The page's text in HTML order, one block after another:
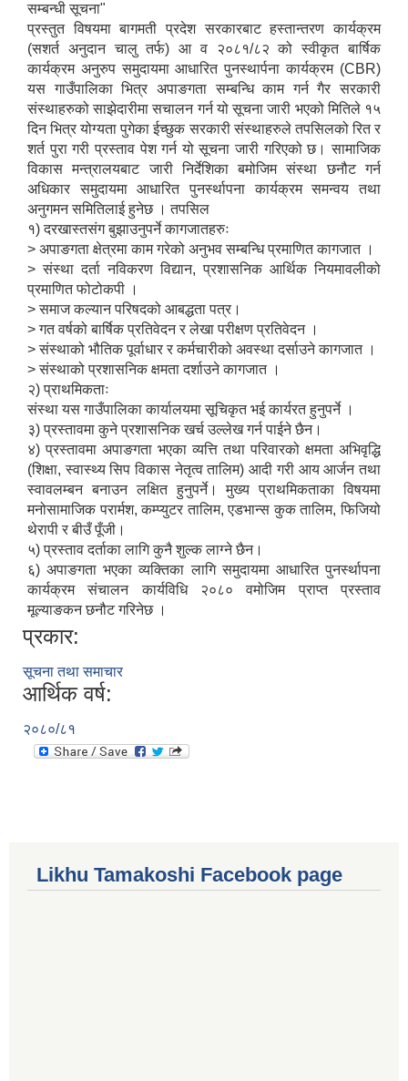
सम्बन्धी सूचना"
प्रस्तुत विषयमा बागमती प्रदेश सरकारबाट हस्तान्तरण कार्यक्रम
(सशर्त अनुदान चालु तर्फ) आ व २०८१/८२ को स्वीकृत बार्षिक
कार्यक्रम अनुरुप समुदायमा आधारित पुनस्थार्पना कार्यक्रम (CBR)
यस गाउँपालिका भित्र अपाङगता सम्बन्धि काम गर्न गैर सरकारी
संस्थाहरुको साझेदारीमा सचालन गर्न यो सूचना जारी भएको मितिले १५
दिन भित्र योग्यता पुगेका ईच्छुक सरकारी संस्थाहरुले तपसिलको रित र
शर्त पुरा गरी प्रस्ताव पेश गर्न यो सूचना जारी गरिएको छ। सामाजिक
विकास मन्त्रालयबाट जारी निर्देशिका बमोजिम संस्था छनौट गर्न
अधिकार समुदायमा आधारित पुनर्स्थापना कार्यक्रम समन्वय तथा
अनुगमन समितिलाई हुनेछ । तपसिल
१) दरखास्तसंग बुझाउनुपर्ने कागजातहरुः
> अपाङगता क्षेत्रमा काम गरेको अनुभव सम्बन्धि प्रमाणित कागजात ।
> संस्था दर्ता नविकरण विद्यान, प्रशासनिक आर्थिक नियमावलीको
प्रमाणित फोटोकपी ।
> समाज कल्यान परिषदको आबद्धता पत्र।
> गत वर्षको बार्षिक प्रतिवेदन र लेखा परीक्षण प्रतिवेदन ।
> संस्थाको भौतिक पूर्वाधार र कर्मचारीको अवस्था दर्साउने कागजात ।
> संस्थाको प्रशासनिक क्षमता दर्शाउने कागजात ।
२) प्राथमिकताः
संस्था यस गाउँपालिका कार्यालयमा सूचिकृत भई कार्यरत हुनुपर्ने ।
३) प्रस्तावमा कुने प्रशासनिक खर्च उल्लेख गर्न पाईने छैन।
४) प्रस्तावमा अपाङगता भएका व्यत्ति तथा परिवारको क्षमता अभिवृद्धि
(शिक्षा, स्वास्थ्य सिप विकास नेतृत्व तालिम) आदी गरी आय आर्जन तथा
स्वावलम्बन बनाउन लक्षित हुनुपर्ने। मुख्य प्राथमिकताका विषयमा
मनोसामाजिक परार्मश, कम्प्युटर तालिम, एडभान्स कुक तालिम, फिजियो
थेरापी र बीउँ पूँजी।
५) प्रस्ताव दर्ताका लागि कुनै शुल्क लाग्ने छैन।
६) अपाङगता भएका व्यक्तिका लागि समुदायमा आधारित पुनर्स्थापना
कार्यक्रम संचालन कार्यविधि २०८० वमोजिम प्राप्त प्रस्ताव
मूल्याङकन छनौट गरिनेछ ।
प्रकार:
सूचना तथा समाचार
आर्थिक वर्ष:
२०८०/८१
Likhu Tamakoshi Facebook page